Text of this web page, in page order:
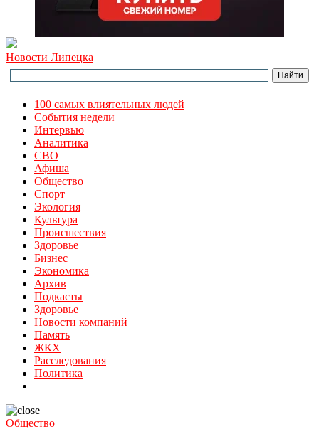
Новости Липецка
100 самых влиятельных людей
События недели
Интервью
Аналитика
СВО
Афиша
Общество
Спорт
Экология
Культура
Происшествия
Здоровье
Бизнес
Экономика
Архив
Подкасты
Здоровье
Новости компаний
Память
ЖКХ
Расследования
Политика
Общество